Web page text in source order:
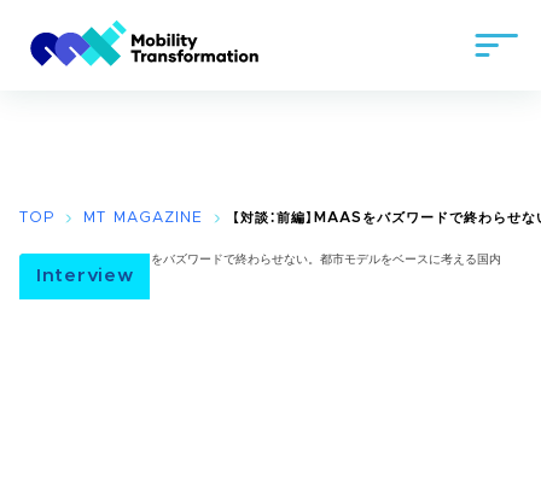
TOP MT MAGAZINE 【対談：前編】MAASをバズワードで終わら
Interview